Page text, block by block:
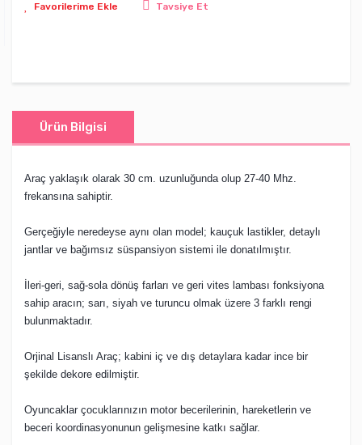
Tavsiye Et
Ürün Bilgisi
Araç yaklaşık olarak 30 cm. uzunluğunda olup 27-40 Mhz.
frekansına sahiptir.
Gerçeğiyle neredeyse aynı olan model; kauçuk lastikler, detaylı
jantlar ve bağımsız süspansiyon sistemi ile donatılmıştır.
İleri-geri, sağ-sola dönüş farları ve geri vites lambası fonksiyona
sahip aracın; sarı, siyah ve turuncu olmak üzere 3 farklı rengi
bulunmaktadır.
Orjinal Lisanslı Araç; kabini iç ve dış detaylara kadar ince bir
şekilde dekore edilmiştir.
Oyuncaklar çocuklarınızın motor becerilerinin, hareketlerin ve
beceri koordinasyonunun gelişmesine katkı sağlar.